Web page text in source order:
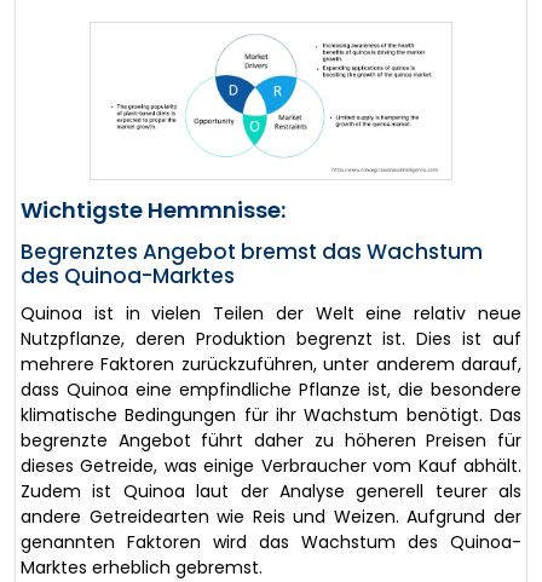
Wichtigste Hemmnisse:
Begrenztes Angebot bremst das Wachstum
des Quinoa-Marktes
Quinoa ist in vielen Teilen der Welt eine relativ neue
Nutzpflanze, deren Produktion begrenzt ist. Dies ist auf
mehrere Faktoren zurückzuführen, unter anderem darauf,
dass Quinoa eine empfindliche Pflanze ist, die besondere
klimatische Bedingungen für ihr Wachstum benötigt. Das
begrenzte Angebot führt daher zu höheren Preisen für
dieses Getreide, was einige Verbraucher vom Kauf abhält.
Zudem ist Quinoa laut der Analyse generell teurer als
andere Getreidearten wie Reis und Weizen. Aufgrund der
genannten Faktoren wird das Wachstum des Quinoa-
Marktes erheblich gebremst.